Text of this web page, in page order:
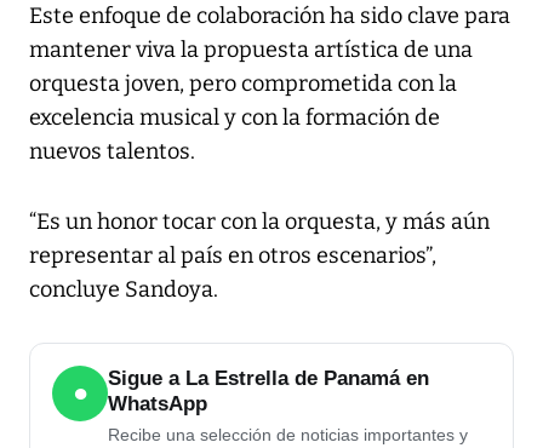
Este enfoque de colaboración ha sido clave para
mantener viva la propuesta artística de una
orquesta joven, pero comprometida con la
excelencia musical y con la formación de
nuevos talentos.
“Es un honor tocar con la orquesta, y más aún
representar al país en otros escenarios”,
concluye Sandoya.
●
Sigue a La Estrella de Panamá en
WhatsApp
Recibe una selección de noticias importantes y